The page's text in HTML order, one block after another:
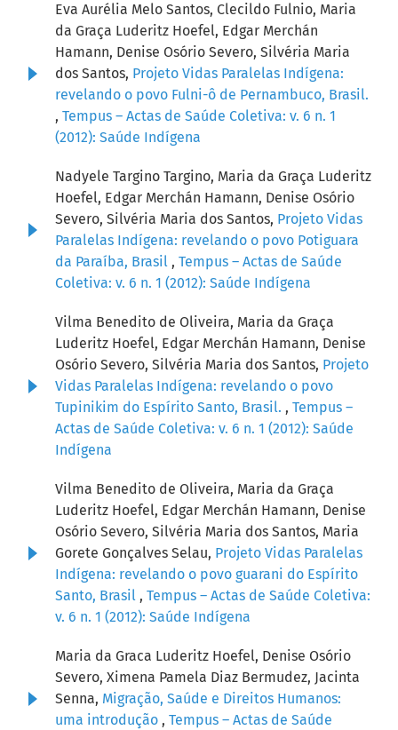
Eva Aurélia Melo Santos, Clecildo Fulnio, Maria
da Graça Luderitz Hoefel, Edgar Merchán
Hamann, Denise Osório Severo, Silvéria Maria
dos Santos, Projeto Vidas Paralelas Indígena:
revelando o povo Fulni-ô de Pernambuco, Brasil.
, Tempus – Actas de Saúde Coletiva: v. 6 n. 1
(2012): Saúde Indígena
Nadyele Targino Targino, Maria da Graça Luderitz
Hoefel, Edgar Merchán Hamann, Denise Osório
Severo, Silvéria Maria dos Santos, Projeto Vidas
Paralelas Indígena: revelando o povo Potiguara
da Paraíba, Brasil , Tempus – Actas de Saúde
Coletiva: v. 6 n. 1 (2012): Saúde Indígena
Vilma Benedito de Oliveira, Maria da Graça
Luderitz Hoefel, Edgar Merchán Hamann, Denise
Osório Severo, Silvéria Maria dos Santos, Projeto
Vidas Paralelas Indígena: revelando o povo
Tupinikim do Espírito Santo, Brasil. , Tempus –
Actas de Saúde Coletiva: v. 6 n. 1 (2012): Saúde
Indígena
Vilma Benedito de Oliveira, Maria da Graça
Luderitz Hoefel, Edgar Merchán Hamann, Denise
Osório Severo, Silvéria Maria dos Santos, Maria
Gorete Gonçalves Selau, Projeto Vidas Paralelas
Indígena: revelando o povo guarani do Espírito
Santo, Brasil , Tempus – Actas de Saúde Coletiva:
v. 6 n. 1 (2012): Saúde Indígena
Maria da Graca Luderitz Hoefel, Denise Osório
Severo, Ximena Pamela Diaz Bermudez, Jacinta
Senna, Migração, Saúde e Direitos Humanos:
uma introdução , Tempus – Actas de Saúde